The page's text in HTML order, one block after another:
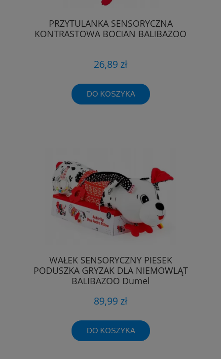
PRZYTULANKA SENSORYCZNA
KONTRASTOWA BOCIAN BALIBAZOO
26,89 zł
DO KOSZYKA
WAŁEK SENSORYCZNY PIESEK
PODUSZKA GRYZAK DLA NIEMOWLĄT
BALIBAZOO Dumel
89,99 zł
DO KOSZYKA